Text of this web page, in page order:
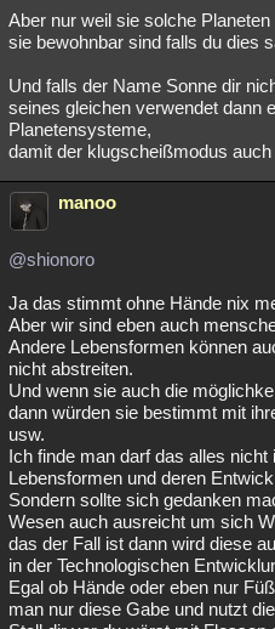
Aber nur weil sie solche
sie bewohnbar sind falls du dies
Und falls der Name Sonne dir
seines gleichen verwendet dann
Planetensysteme,
damit der klugscheißmodus auch
manoo
@shionoro
Ja das stimmt ohne Hände nix
Aber wir sind eben auch
Andere Lebensformen können
nicht abstreiten.
Und wenn sie auch die
dann würden sie bestimmt mit
usw.
Ich finde man darf das alles
Lebensformen und deren
Sondern sollte sich gedanken
Wesen auch ausreicht um sich
das der Fall ist dann wird diese
in der Technologischen
Egal ob Hände oder eben nur
man nur diese Gabe und nutzt